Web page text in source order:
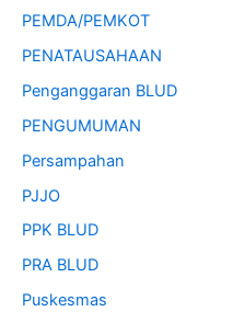
PEMDA/PEMKOT
PENATAUSAHAAN
Penganggaran BLUD
PENGUMUMAN
Persampahan
PJJO
PPK BLUD
PRA BLUD
Puskesmas